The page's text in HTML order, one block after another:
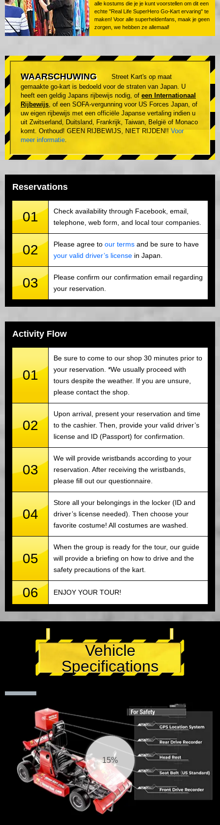
alle kostums die je je kunt voorstellen om dit een
echte "Real Life SuperHero Go-Kart ervaring" te
maken! Voor alle superheldenfans, maak je geen
zorgen, we hebben ze allemaal!
WAARSCHUWING
Street Kart's op maat
gemaakte go-kart is bedoeld voor de straten van Japan. U
heeft een geldig Japans rijbewijs nodig, of een Internationaal
Rijbewijs, of een SOFA-vergunning voor US Forces Japan, of
uw eigen rijbewijs met een officiële Japanse vertaling indien u
uit Zwitserland, Duitsland, Frankrijk, Taiwan, België of Monaco
komt. Onthoud! GEEN RIJBEWIJS, NIET RIJDEN!! Voor
meer informatie.
Reservations
01
Check availability through Facebook, email,
telephone, web form, and local tour companies.
02 Please agree to our terms and be sure to have
your valid driver’s license in Japan.
03
Please confirm our confirmation email regarding
your reservation.
Activity Flow
01
Be sure to come to our shop 30 minutes prior to
your reservation. *We usually proceed with
tours despite the weather. If you are unsure,
please contact the shop.
02
Upon arrival, present your reservation and time
to the cashier. Then, provide your valid driver’s
license and ID (Passport) for confirmation.
03
We will provide wristbands according to your
reservation. After receiving the wristbands,
please fill out our questionnaire.
04
Store all your belongings in the locker (ID and
driver’s license needed). Then choose your
favorite costume! All costumes are washed.
05
When the group is ready for the tour, our guide
will provide a briefing on how to drive and the
safety precautions of the kart.
06 ENJOY YOUR TOUR!
Vehicle
Specifications
15%